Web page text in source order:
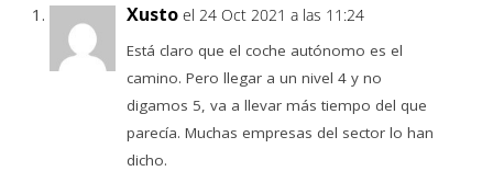
Xusto el 24 Oct 2021 a las 11:24
Está claro que el coche autónomo es el
camino. Pero llegar a un nivel 4 y no
digamos 5, va a llevar más tiempo del que
parecía. Muchas empresas del sector lo han
dicho.